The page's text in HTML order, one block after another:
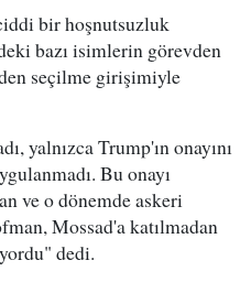
bir hoşnutsuzluk
bazı isimlerin görevden
seçilme girişimiyle
yalnızca Trump'ın onayını
Bu onayı
ve o dönemde askeri
Mossad'a katılmadan
dedi.